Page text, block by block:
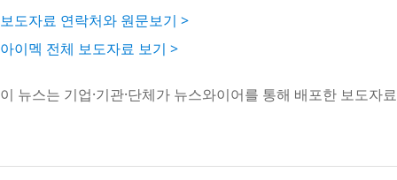
보도자료 연락처와 원문보기 >
아이멕 전체 보도자료 보기 >
이 뉴스는 기업·기관·단체가 뉴스와이어를 통해 배포한 보도자